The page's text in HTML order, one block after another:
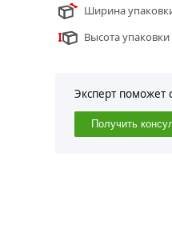
Ширина
Высота
Эксперт поможет
Получить